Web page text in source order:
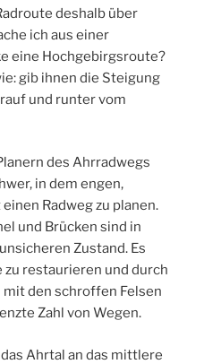
deshalb über
ich aus einer
eine Hochgebirgsroute?
gib ihnen die Steigung
und runter vom
des Ahrradwegs
in dem engen,
Radweg zu planen.
und Brücken sind in
Zustand. Es
restaurieren und durch
mit den schroffen Felsen
Zahl von Wegen.
Ahrtal an das mittlere